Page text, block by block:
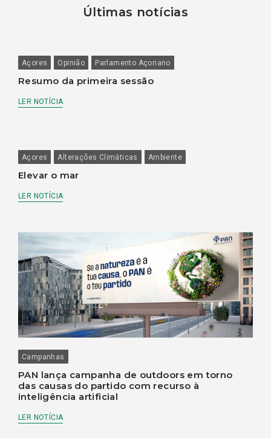
Últimas notícias
Açores Opinião Parlamento Açoriano
Resumo da primeira sessão
LER NOTÍCIA
Açores Alterações Climáticas Ambiente
Elevar o mar
LER NOTÍCIA
Campanhas
PAN lança campanha de outdoors em torno
das causas do partido com recurso à
inteligência artificial
LER NOTÍCIA